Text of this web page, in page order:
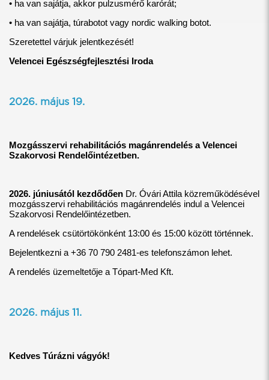
• ha van sajátja, akkor pulzusmérő karórát;
• ha van sajátja, túrabotot vagy nordic walking botot.
Szeretettel várjuk jelentkezését!
Velencei Egészségfejlesztési Iroda
2026. május 19.
Mozgásszervi rehabilitációs magánrendelés a Velencei
Szakorvosi Rendelőintézetben.
2026. júniusától kezdődően Dr. Óvári Attila közreműködésével
mozgásszervi rehabilitációs magánrendelés indul a Velencei
Szakorvosi Rendelőintézetben.
A rendelések csütörtökönként 13:00 és 15:00 között történnek.
Bejelentkezni a +36 70 790 2481-es telefonszámon lehet.
A rendelés üzemeltetője a Tópart-Med Kft.
2026. május 11.
Kedves Túrázni vágyók!